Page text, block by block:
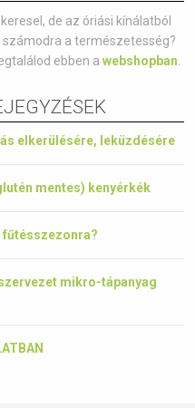
de az óriási kínálatból
a természetesség?
ebben a webshopban
elkerülésére, leküzdésére
mentes) kenyérkék
fűtésszezonra?
mikro-tápanyag